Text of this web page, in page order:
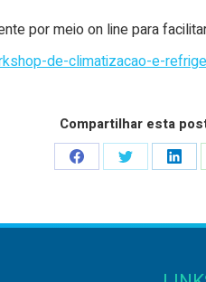
por meio on line para
de-climatizacao-e-
Compartilhar esta
Share
Facebook
Share
Twitter